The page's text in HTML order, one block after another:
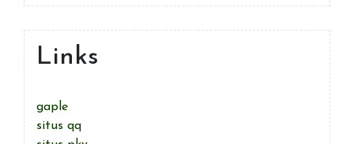
Links
gaple
situs qq